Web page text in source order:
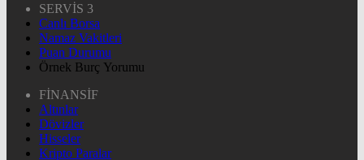
SERVİS 3
Canlı Borsa
Namaz Vakitleri
Puan Durumu
Örnek Burç Yorumu
FİNANSİF
Altınlar
Dövizler
Hisseler
Kripto Paralar